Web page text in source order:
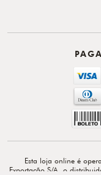
Esta loja online é
Exportação S/A, o